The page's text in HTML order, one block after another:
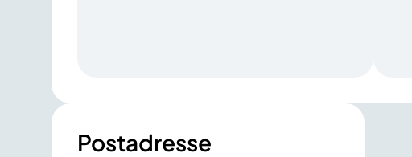
Postadresse